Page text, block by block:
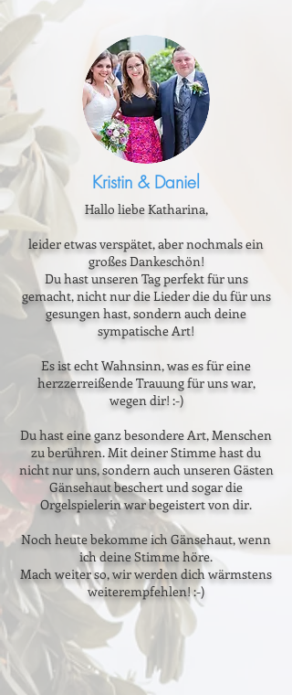
Kristin & Daniel
Hallo liebe Katharina,
leider etwas verspätet, aber nochmals ein
großes Dankeschön!
Du hast unseren Tag perfekt für uns
gemacht, nicht nur die Lieder die du für uns
gesungen hast, sondern auch deine
sympatische Art!
Es ist echt Wahnsinn, was es für eine
herzzerreißende Trauung für uns war,
wegen dir! :-)
Du hast eine ganz besondere Art, Menschen
zu berühren. Mit deiner Stimme hast du
nicht nur uns, sondern auch unseren Gästen
Gänsehaut beschert und sogar die
Orgelspielerin war begeistert von dir.
Noch heute bekomme ich Gänsehaut, wenn
ich deine Stimme höre.
Mach weiter so, wir werden dich wärmstens
weiterempfehlen! :-)